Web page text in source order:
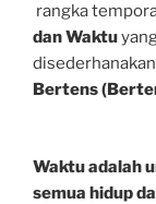
rangka
dan Waktu
Bertens
Waktu adalah
semua hidup